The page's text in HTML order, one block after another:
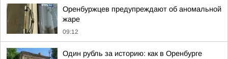
Оренбуржцев предупреждают об аномальной
жаре
09:12
Один рубль за историю: как в Оренбурге